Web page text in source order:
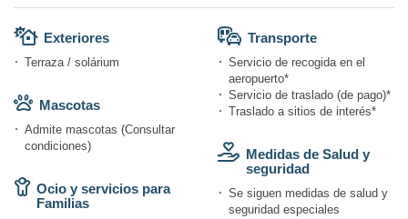
Exteriores
Terraza / solárium
Mascotas
Admite mascotas (Consultar
condiciones)
Ocio y servicios para
Familias
Transporte
Servicio de recogida en el
aeropuerto*
Servicio de traslado (de pago)*
Traslado a sitios de interés*
Medidas de Salud y
seguridad
Se siguen medidas de salud y
seguridad especiales